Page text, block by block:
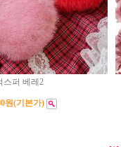
스퍼 베레2
원(기본가)